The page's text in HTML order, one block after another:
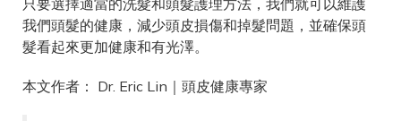
只要選擇適當的洗髮和頭髮護理方法，我們就可以維護
我們頭髮的健康，減少頭皮損傷和掉髮問題，並確保頭
髮看起來更加健康和有光澤。
本文作者： Dr. Eric Lin｜頭皮健康專家